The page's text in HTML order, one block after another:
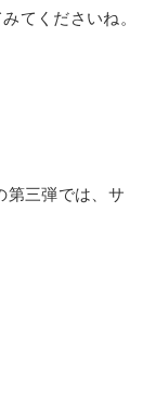
てくださいね。
第三弾では、サ